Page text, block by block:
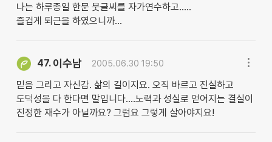
나는 하루종일 한문 붓글씨를 자가연수하고.....
즐겁게 퇴근을 하였으니까...
47. 이수남 2005.06.30 19:50
믿음 그리고 자신감. 삶의 길이지요. 오직 바르고 진실하고
도덕성을 다 한다면 말입니다....노력과 성실로 얻어지는 결실이
진정한 재수가 아닐까요? 그럼요 그렇게 살아야지요!